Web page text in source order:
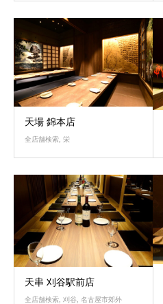
天場 錦本店
全店舗検索, 栄
天串 刈谷駅前店
全店舗検索 刈谷 名古屋市郊外